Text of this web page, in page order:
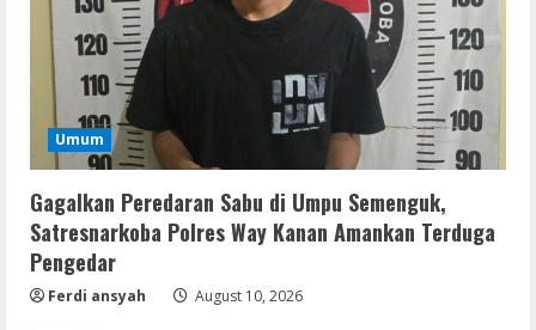
Umum
Gagalkan Peredaran Sabu di Umpu Semenguk,
Satresnarkoba Polres Way Kanan Amankan Terduga
Pengedar
Ferdi ansyah August 10, 2026